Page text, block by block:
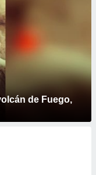
de Fuego,